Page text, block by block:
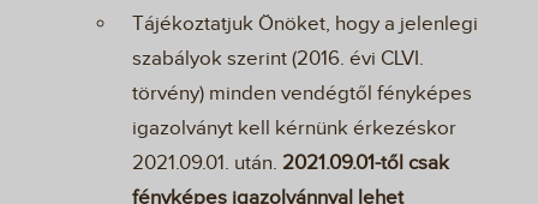
Tájékoztatjuk Önöket, hogy a jelenlegi
szabályok szerint (2016. évi CLVI.
törvény) minden vendégtől fényképes
igazolványt kell kérnünk érkezéskor
2021.09.01. után. 2021.09.01-től csak
fényképes igazolvánnyal lehet